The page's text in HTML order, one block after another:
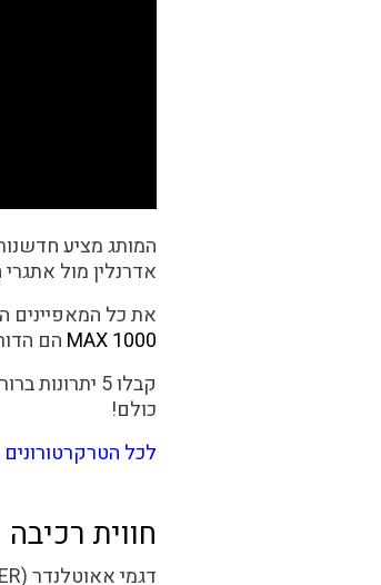
המותג מציע
אדרנלין מול
את כל המאפיינים
MAX 1000 הם
כולם!
לכל
חווית רכיבה